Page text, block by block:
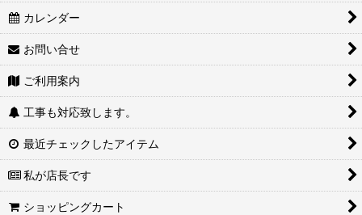
カレンダー
お問い合せ
ご利用案内
工事も対応致します。
最近チェックしたアイテム
私が店長です
ショッピングカート